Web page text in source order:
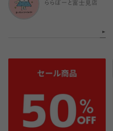
ららぽーと富士見店